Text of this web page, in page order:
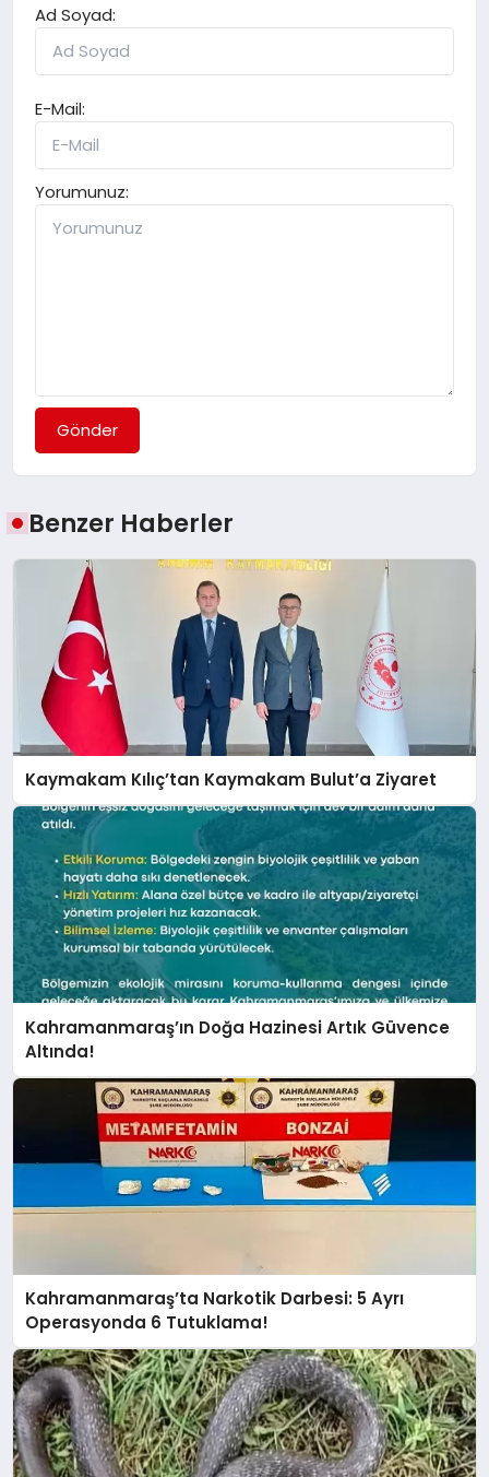
Ad Soyad:
E-Mail:
Yorumunuz:
Gönder
Benzer Haberler
Kaymakam Kılıç’tan Kaymakam Bulut’a Ziyaret
Kahramanmaraş’ın Doğa Hazinesi Artık Güvence
Altında!
Kahramanmaraş’ta Narkotik Darbesi: 5 Ayrı
Operasyonda 6 Tutuklama!